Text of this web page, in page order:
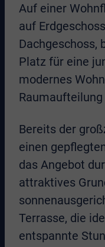
Auf einer
auf
Dachgeschoss,
Platz für eine
modernes
Bereits der
einen
das Angebot
attraktives
Terrasse, die
entspannte